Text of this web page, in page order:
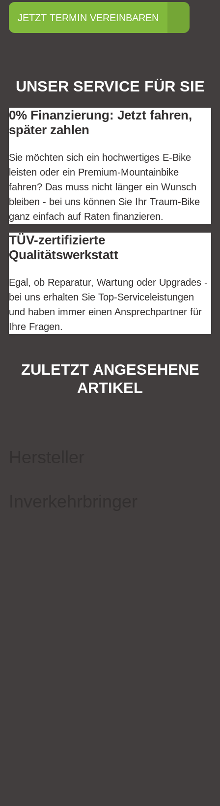
JETZT TERMIN VEREINBAREN
UNSER SERVICE FÜR SIE
0% Finanzierung: Jetzt fahren,
später zahlen
Sie möchten sich ein hochwertiges E-Bike
leisten oder ein Premium-Mountainbike
fahren? Das muss nicht länger ein Wunsch
bleiben - bei uns können Sie Ihr Traum-Bike
ganz einfach auf Raten finanzieren.
TÜV-zertifizierte
Qualitätswerkstatt
Egal, ob Reparatur, Wartung oder Upgrades -
bei uns erhalten Sie Top-Serviceleistungen
und haben immer einen Ansprechpartner für
Ihre Fragen.
ZULETZT ANGESEHENE
ARTIKEL